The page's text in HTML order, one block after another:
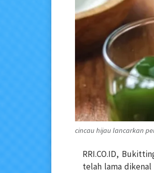
cincau hijau lancarkan
RRI.CO.ID,
telah lama dikenal